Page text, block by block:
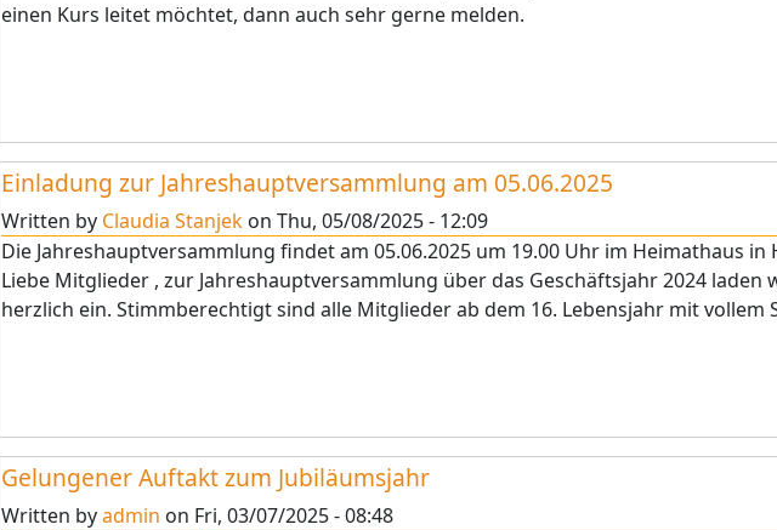
einen Kurs leitet möchtet, dann auch sehr gerne melden.
Einladung zur Jahreshauptversammlung am 05.06.2025
Written by Claudia Stanjek on Thu, 05/08/2025 - 12:09
Die Jahreshauptversammlung findet am 05.06.2025 um 19.00 Uhr im Heimathaus in
Liebe Mitglieder , zur Jahreshauptversammlung über das Geschäftsjahr 2024 laden
herzlich ein. Stimmberechtigt sind alle Mitglieder ab dem 16. Lebensjahr mit vollem
Gelungener Auftakt zum Jubiläumsjahr
Written byadmin on Fri, 03/07/2025 - 08:48